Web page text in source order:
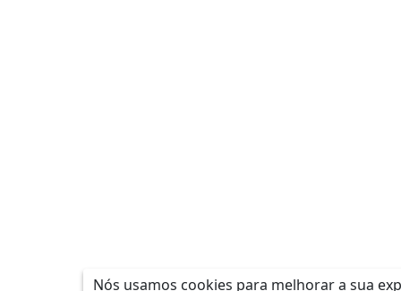
Nós usamos cookies para melhorar a sua